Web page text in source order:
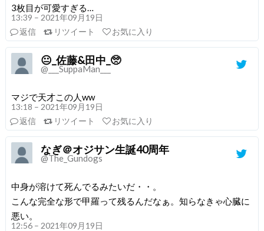
3枚目が可愛すぎる…
13:39 – 2021年09月19日
返信
リツイート お気に入り
😐_佐藤&田中_🥺
@___SuppaMan___
マジで天才この人ww
13:18 – 2021年09月19日
返信
リツイート お気に入り
なぎ＠オジサン生誕40周年
@The_Gundogs
中身が溶けて死んでるみたいだ・・。
こんな完全な形で甲羅って残るんだなぁ。知らなきゃ心臓に
悪い。
12:56 – 2021年09月19日